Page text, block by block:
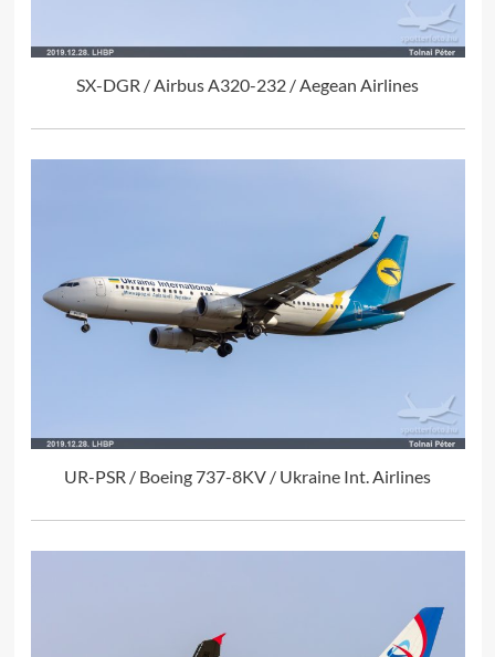
SX-DGR / Airbus A320-232 / Aegean Airlines
UR-PSR / Boeing 737-8KV / Ukraine Int. Airlines